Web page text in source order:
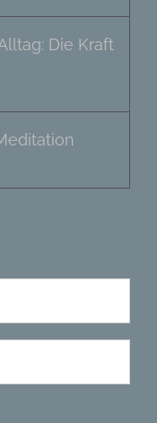
Die Kraft